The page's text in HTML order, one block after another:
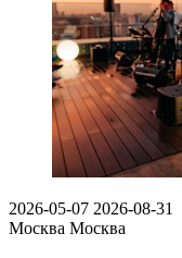
2026-05-07 2026-08-31
Москва Москва